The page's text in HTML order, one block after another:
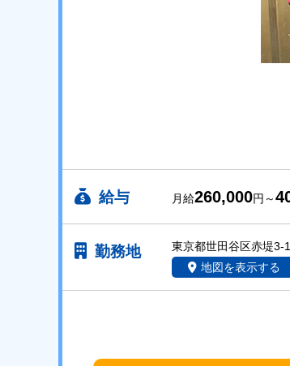
給与 月給260,000円～
勤務地
東京都世田谷区赤堤3-
地図を表示する